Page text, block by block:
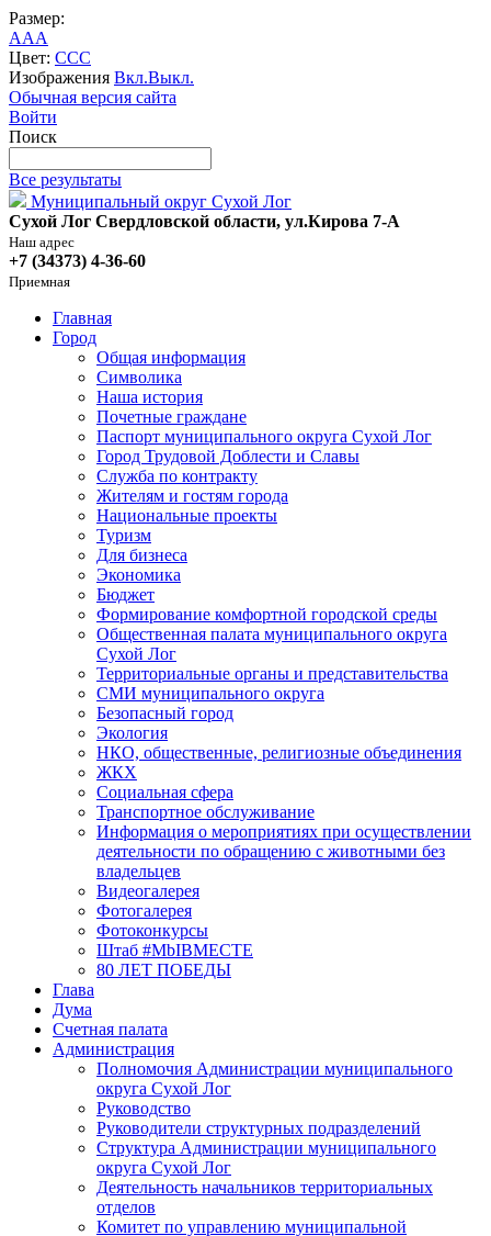
Размер:
AAA
Цвет: CCC
Изображения Вкл.Выкл.
Обычная версия сайта
Войти
Поиск
Все результаты
Муниципальный округ Сухой Лог
Сухой Лог Свердловской области, ул.Кирова 7-А
Наш адрес
+7 (34373) 4-36-60
Приемная
Главная
Город
Общая информация
Символика
Наша история
Почетные граждане
Паспорт муниципального округа Сухой Лог
Город Трудовой Доблести и Славы
Служба по контракту
Жителям и гостям города
Национальные проекты
Туризм
Для бизнеса
Экономика
Бюджет
Формирование комфортной городской среды
Общественная палата муниципального округа
Сухой Лог
Территориальные органы и представительства
СМИ муниципального округа
Безопасный город
Экология
НКО, общественные, религиозные объединения
ЖКХ
Социальная сфера
Транспортное обслуживание
Информация о мероприятиях при осуществлении
деятельности по обращению с животными без
владельцев
Видеогалерея
Фотогалерея
Фотоконкурсы
Штаб #MbIBMECTE
80 ЛЕТ ПОБЕДЫ
Глава
Дума
Счетная палата
Администрация
Полномочия Администрации муниципального
округа Сухой Лог
Руководство
Руководители структурных подразделений
Структура Администрации муниципального
округа Сухой Лог
Деятельность начальников территориальных
отделов
Комитет по управлению муниципальной